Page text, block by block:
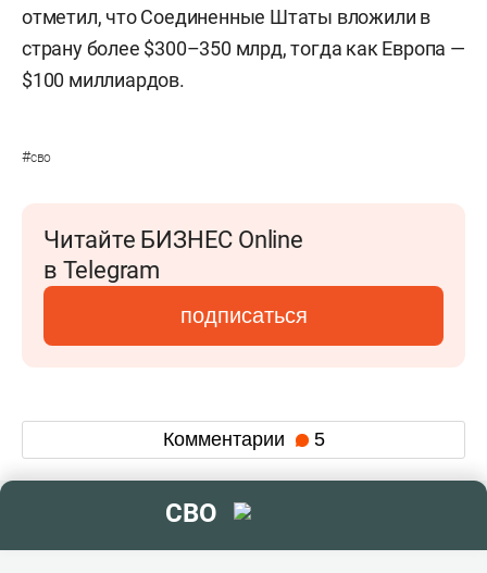
отметил, что Соединенные Штаты вложили в
страну более $300–350 млрд, тогда как Европа —
$100 миллиардов.
#сво
Читайте БИЗНЕС Online
в Telegram
подписаться
Комментарии 5
СВО